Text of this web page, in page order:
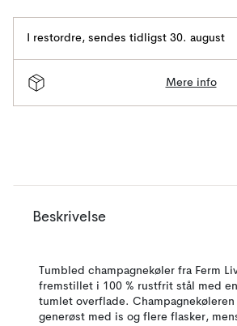
I restordre, sendes tidligst 30. august
Mere info
Beskrivelse
Tumbled champagnekøler fra Ferm
fremstillet i 100 % rustfrit stål med
tumlet overflade. Champagnekøleren
generøst med is og flere flasker,